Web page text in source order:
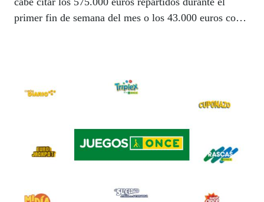
primer fin de semana del mes o los 43.000 euros con